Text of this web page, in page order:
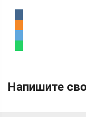
Напишите